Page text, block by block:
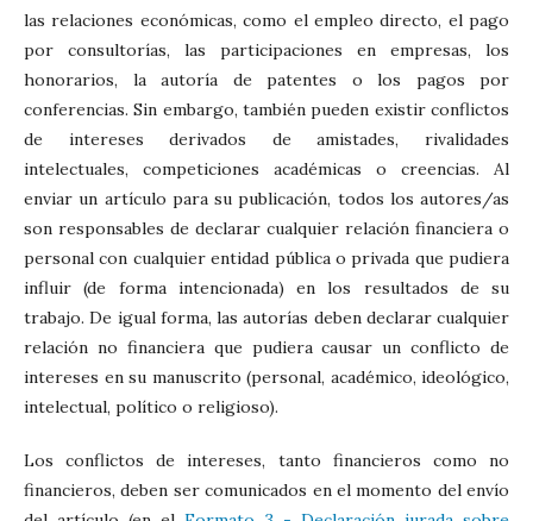
las relaciones económicas, como el empleo directo, el pago
por consultorías, las participaciones en empresas, los
honorarios, la autoría de patentes o los pagos por
conferencias. Sin embargo, también pueden existir conflictos
de intereses derivados de amistades, rivalidades
intelectuales, competiciones académicas o creencias. Al
enviar un artículo para su publicación, todos los autores/as
son responsables de declarar cualquier relación financiera o
personal con cualquier entidad pública o privada que pudiera
influir (de forma intencionada) en los resultados de su
trabajo. De igual forma, las autorías deben declarar cualquier
relación no financiera que pudiera causar un conflicto de
intereses en su manuscrito (personal, académico, ideológico,
intelectual, político o religioso).
Los conflictos de intereses, tanto financieros como no
financieros, deben ser comunicados en el momento del envío